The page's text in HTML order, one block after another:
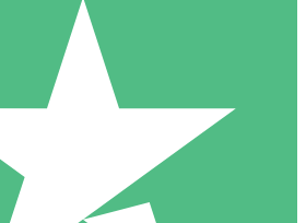
10 Téléchargements
20 00